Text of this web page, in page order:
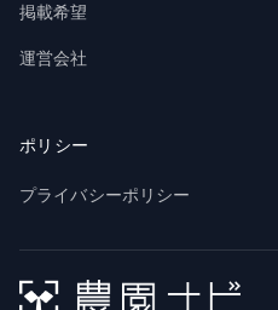
掲載希望
運営会社
ポリシー
プライバシーポリシー